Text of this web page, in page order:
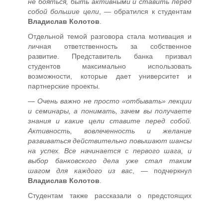
собой большие цели, — обратился к студентам
Владислав Колотов
Отдельной темой разговора стала мотивация и
личная ответственность за собственное
развитие. Представитель банка призвал
студентов максимально использовать
возможности, которые дает университет и
партнерские проекты.
—Очень важно не просто «отбывать» лекции
и семинары, а понимать, зачем вы получаете
знания и какие цели ставите перед собой.
Активность, вовлеченность и желание
развиваться действительно повышают шансы
на успех. Все начинается с первого шага, и
выбор банковского дела уже стал таким
шагом для каждого из вас , — подчеркнул
Владислав Колотов
Студентам также рассказали о предстоящих